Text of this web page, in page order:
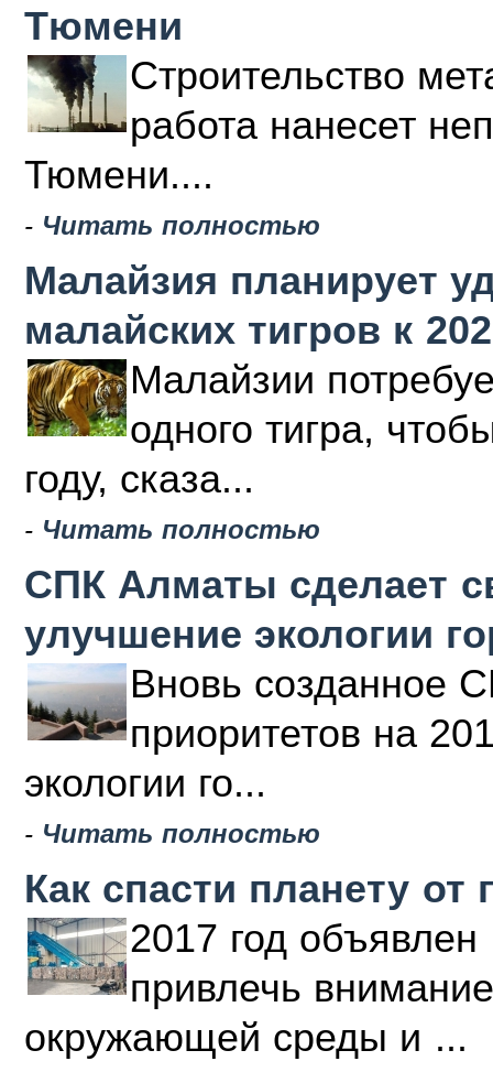
Тюмени
Строительство
работа нанесет
Тюмени....
- Читать полностью
Малайзия планирует
малайских тигров к
Малайзии
одного тигра,
году, сказа...
- Читать полностью
СПК Алматы сделает
улучшение экологии
Вновь созданное
приоритетов на
экологии го...
- Читать полностью
Как спасти планету от
2017 год объявлен
привлечь
окружающей среды и ...